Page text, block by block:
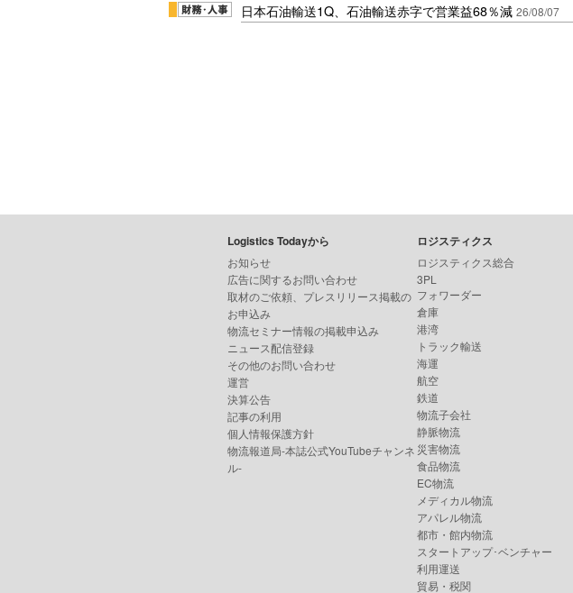
日本石油輸送1Q、石油輸送赤字で営業益68％減 26/08/07
Logistics Todayから
お知らせ
広告に関するお問い合わせ
取材のご依頼、プレスリリース掲載の
お申込み
物流セミナー情報の掲載申込み
ニュース配信登録
その他のお問い合わせ
運営
決算公告
記事の利用
個人情報保護方針
物流報道局-本誌公式YouTubeチャンネ
ル-
ロジスティクス
ロジスティクス総合
3PL
フォワーダー
倉庫
港湾
トラック輸送
海運
航空
鉄道
物流子会社
静脈物流
災害物流
食品物流
EC物流
メディカル物流
アパレル物流
都市・館内物流
スタートアップ･ベンチャー
利用運送
貿易・税関